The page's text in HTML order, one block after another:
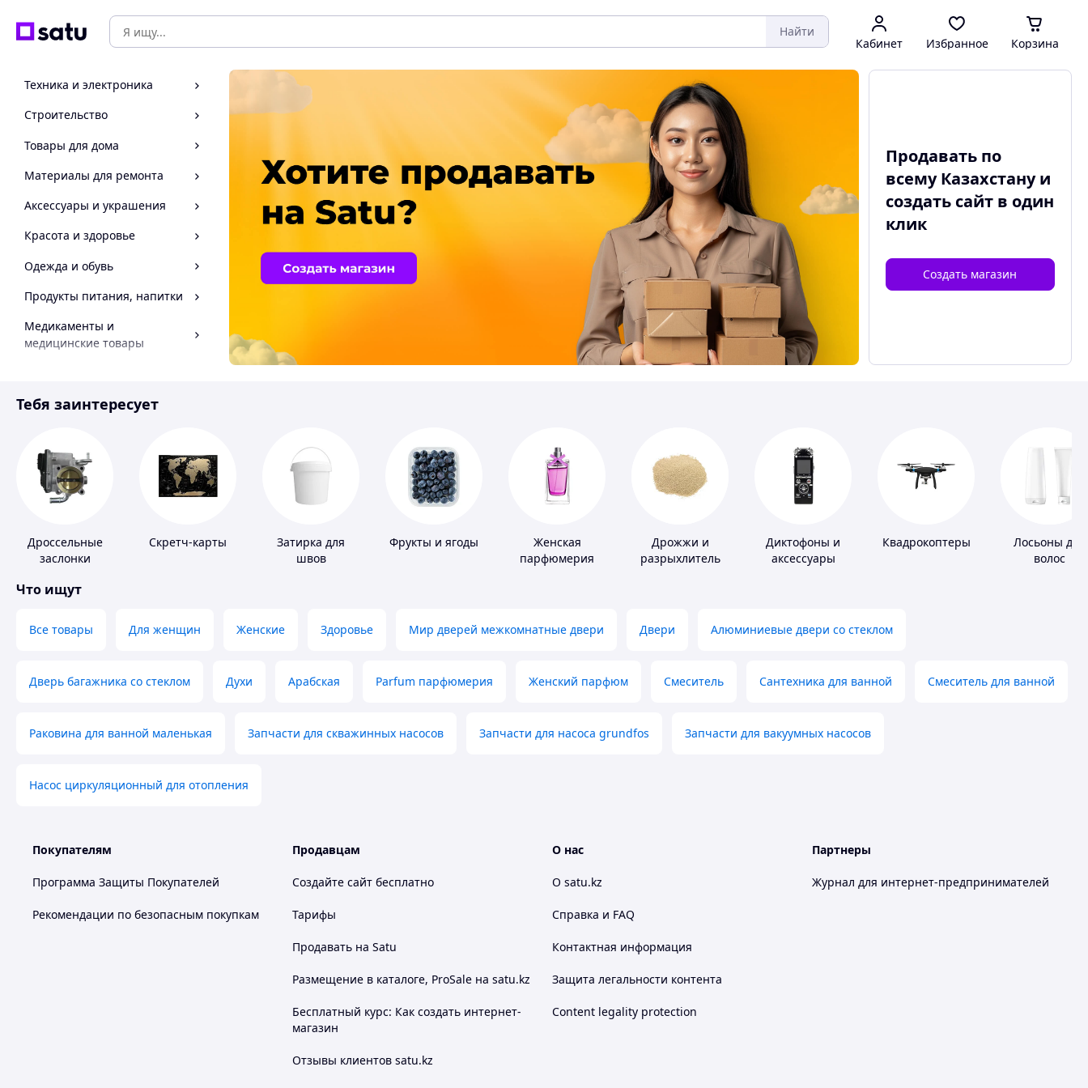
Найти
Кабинет Избранное Корзина
Техника и электроника
Строительство
Товары для дома
Материалы для ремонта
Аксессуары и украшения
Красота и здоровье
Одежда и обувь
Продукты питания, напитки
Медикаменты и
медицинские товары
Инструмент
Продавать по
всему Казахстану и
создать сайтв один
клик
Создать магазин
Тебя заинтересует
Дроссельные
заслонки
Скретч-карты
Затирка для
швов
Фрукты и ягоды
Женская
парфюмерия
Дрожжи и
разрыхлитель
Диктофоны и
аксессуары
Квадрокоптеры
Лосьоны для
волос
Что ищут
Все товары Для женщин Женские Здоровье Мир дверей межкомнатные двери Двери Алюминиевые двери со стеклом
Дверь багажника со стеклом Духи Арабская Parfum парфюмерия Женский парфюм Смеситель Сантехника для ванной Смеситель для ванной
Раковина для ванной маленькая Запчасти для скважинных насосов Запчасти для насоса grundfos Запчасти для вакуумных насосов
Насос циркуляционный для отопления
Покупателям
Программа Защиты Покупателей
Рекомендации по безопасным покупкам
Продавцам
Создайте сайт бесплатно
Тарифы
Продавать на Satu
Размещение в каталоге, ProSale на satu.kz
Бесплатный курс: Как создать интернет-
магазин
Отзывы клиентов satu.kz
О нас
О satu.kz
Справка и FAQ
Контактная информация
Защита легальности контента
Content legality protection
Партнеры
Журнал для интернет-предпринимателей